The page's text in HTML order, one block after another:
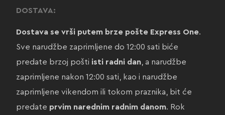
DOSTAVA:
Dostava se vrši putem brze pošte Express One.
Sve narudžbe zaprimljene do 12:00 sati biće
predate brzoj pošti isti radni dan, a narudžbe
zaprimljene nakon 12:00 sati, kao i narudžbe
zaprimljene vikendom ili tokom praznika, bit će
predate prvim narednim radnim danom. Rok